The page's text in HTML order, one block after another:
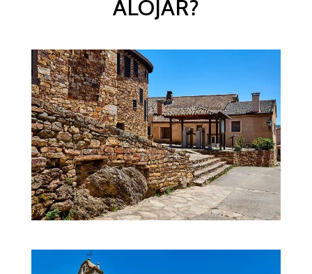
ALOJAR?